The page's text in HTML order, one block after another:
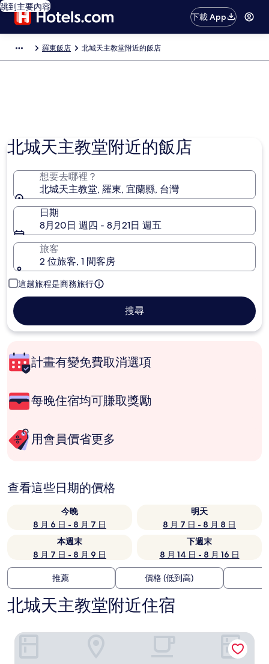
跳到主要內容
下載 App
羅東飯店 北城天主教堂附近的飯店
北城天主教堂附近的飯店
想要去哪裡？
北城天主教堂, 羅東, 宜蘭縣, 台灣
日期
8月20日 週四 - 8月21日 週五
旅客
2 位旅客, 1 間客房
這趟旅程是商務旅行
搜尋
計畫有變免費取消選項
每晚住宿均可賺取獎勵
用會員價省更多
查看這些日期的價格
今晚
8 月 6 日 - 8 月 7 日
明天
8 月 7 日 - 8 月 8 日
本週末
8 月 7 日 - 8 月 9 日
下週末
8 月 14 日 - 8 月 16 日
推薦 價格 (低到高)
北城天主教堂附近住宿
井上春樹民宿